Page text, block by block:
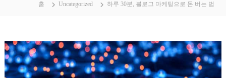
홈 Uncategorized 하루 30분, 블로그 마케팅으로 돈 버는 법